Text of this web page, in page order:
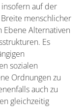
insofern auf der
menschlicher
Ebene Alternativen
Es
sozialen
Ordnungen zu
auch zu
gleichzeitig